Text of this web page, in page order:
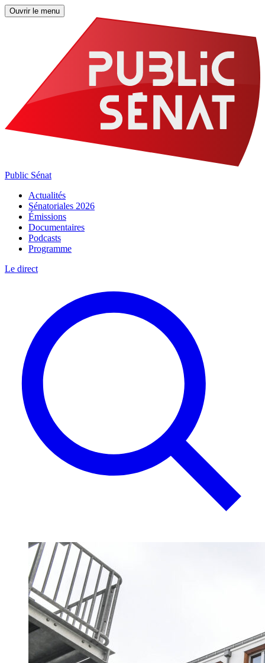
Ouvrir le menu
Public Sénat
Actualités
Sénatoriales 2026
Émissions
Documentaires
Podcasts
Programme
Le direct